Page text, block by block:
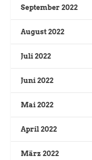
September 2022
August 2022
Juli 2022
Juni 2022
Mai 2022
April 2022
März 2022